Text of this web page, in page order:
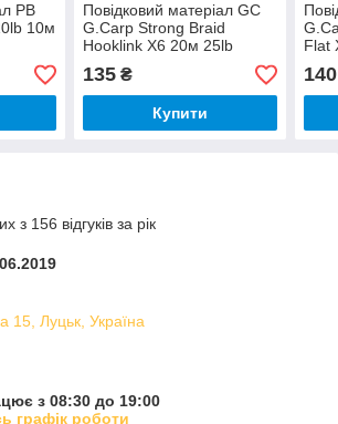
PB
10м
Повідковий матеріал GC
G.Carp Strong Braid
Hooklink X6 20м 25lb
135₴
Купити
Flat
140
з 156 відгуків за рік
15, Луцьк, Україна
з 08:30 до 19:00
графік роботи